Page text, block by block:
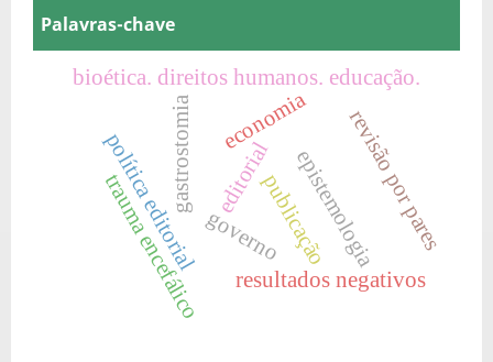
Palavras-chave
editorialpublicação
economia
governoepistemologiarevisão por pares
resultados negativos
política editorial
bioética. direitos humanos. educação.
gastrostomia
trauma encefálico